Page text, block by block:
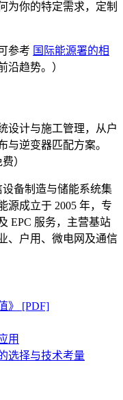
为你的特定需求，定制
参考 国际能源署的相
沿趋势。）
计与施工管理，从户
与逆变器匹配方案。
费）
备制造与储能系统集
源成立于 2005 年，专
EPC 服务，主营基站
、户用、微电网及通信
》 [PDF]
用
选择与技术考量